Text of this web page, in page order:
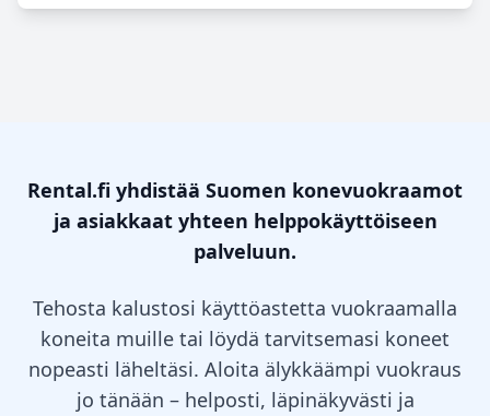
Rental.fi yhdistää Suomen konevuokraamot
ja asiakkaat yhteen helppokäyttöiseen
palveluun.
Tehosta kalustosi käyttöastetta vuokraamalla
koneita muille tai löydä tarvitsemasi koneet
nopeasti läheltäsi. Aloita älykkäämpi vuokraus
jo tänään – helposti, läpinäkyvästi ja